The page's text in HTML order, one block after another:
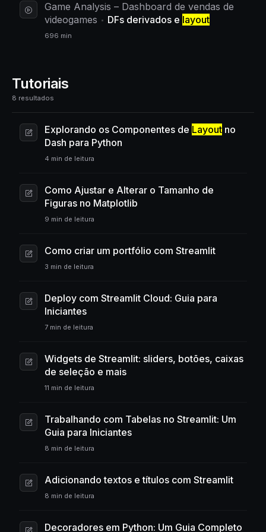
Game Analysis – Dashboard de vendas de
videogames
DFs derivados e layout
696 min
Tutoriais
8 resultados
Explorando os Componentes de Layout no
Dash para Python
4 min de leitura
Como Ajustar e Alterar o Tamanho de
Figuras no Matplotlib
9 min de leitura
Como criar um portfólio com Streamlit
3 min de leitura
Deploy com Streamlit Cloud: Guia para
Iniciantes
7 min de leitura
Widgets de Streamlit: sliders, botões, caixas
de seleção e mais
11 min de leitura
Trabalhando com Tabelas no Streamlit: Um
Guia para Iniciantes
8 min de leitura
Adicionando textos e títulos com Streamlit
8 min de leitura
Decoradores em Python: Um Guia Completo